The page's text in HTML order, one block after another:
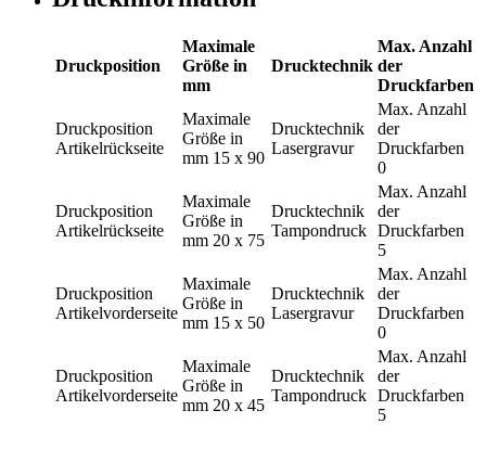
Druckposition
Maximale
Größe in
mm
Drucktechnik
Max. Anzahl
der
Druckfarben
Druckposition
Artikelrückseite
Maximale
Größe in
mm 15 x 90
Drucktechnik
Lasergravur
Max. Anzahl
der
Druckfarben
0
Druckposition
Artikelrückseite
Maximale
Größe in
mm 20 x 75
Drucktechnik
Tampondruck
Max. Anzahl
der
Druckfarben
5
Druckposition
Artikelvorderseite
Maximale
Größe in
mm 15 x 50
Drucktechnik
Lasergravur
Max. Anzahl
der
Druckfarben
0
Druckposition
Artikelvorderseite
Maximale
Größe in
mm 20 x 45
Drucktechnik
Tampondruck
Max. Anzahl
der
Druckfarben
5